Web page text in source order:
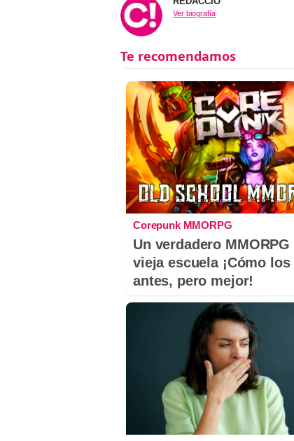
Ver biografía
Corepunk MMORPG
Un verdadero MMORPG
vieja escuela ¡Cómo los
antes, pero mejor!